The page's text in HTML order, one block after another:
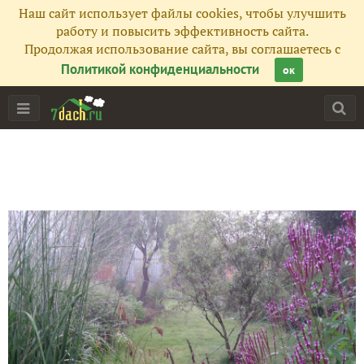
Наш сайт использует файлы cookies, чтобы улучшить
работу и повысить эффективность сайта.
Продолжая использование сайта, вы соглашаетесь с
Политикой конфиденциальности
ок
Подписчики 148
Все публикации 250
Сейчас обсуждают